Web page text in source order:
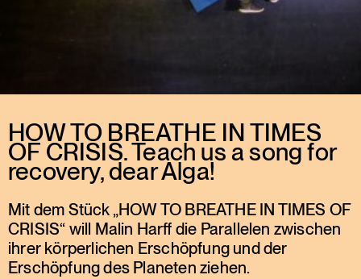
HOW TO BREATHE IN TIMES
OF CRISIS. Teach us a song for
recovery, dear Alga!
Mit dem Stück „HOW TO BREATHE IN TIMES OF
CRISIS“ will Malin Harff die Parallelen zwischen
ihrer körperlichen Erschöpfung und der
Erschöpfung des Planeten ziehen.